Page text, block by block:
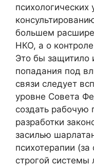
психологических
большем
НКО, а о контроле
Это бы защитило
попадания под
связи следует
уровне Совета
создать рабочую
разработки
засилью
психотерапии
строгой системы